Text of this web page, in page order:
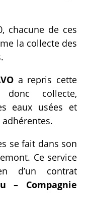
chacune de ces
la collecte des
a repris cette
collecte,
eaux usées et
se fait dans son
Ce service
d’un contrat
– Compagnie